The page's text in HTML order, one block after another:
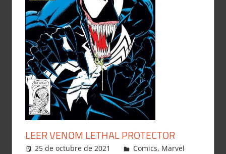
LEER VENOM LETHAL PROTECTOR
25 de octubre de 2021 Carlitox Banana
Comics, Marvel